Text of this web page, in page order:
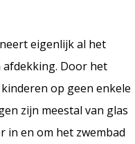
eigenlijk al het
afdekking. Door het
op geen enkele
zijn meestal van glas
in en om het zwembad